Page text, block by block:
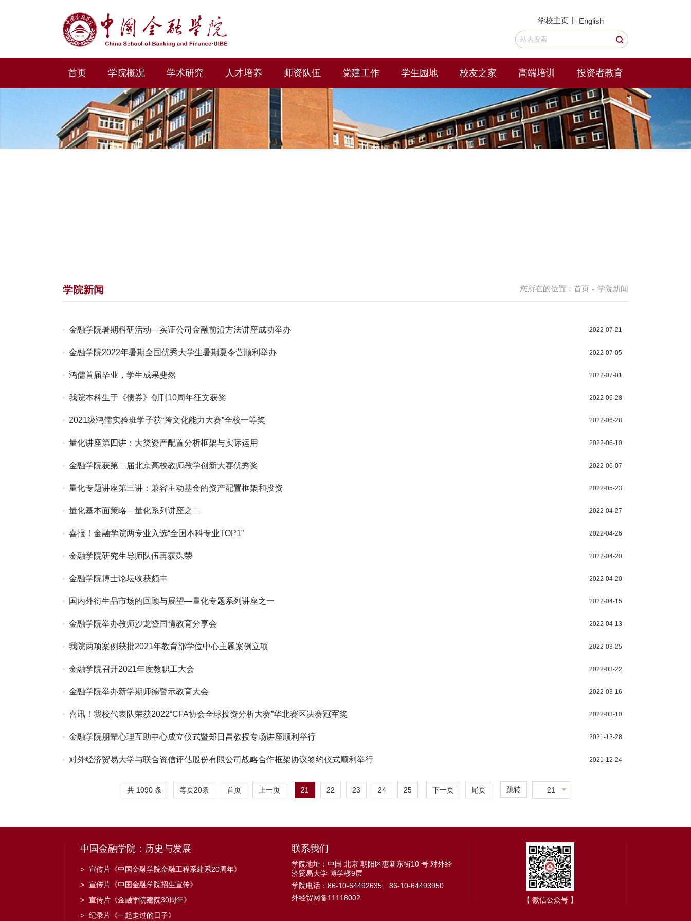
学校主页 | English
首页 学院概况 学术研究 人才培养 师资队伍 党建工作 学生园地 校友之家 高端培训 投资者教育
您所在的位置： 首页 - 学院新闻
学院新闻
金融学院暑期科研活动—实证公司金融前沿方法讲座成功举办 2022-07-21
金融学院2022年暑期全国优秀大学生暑期夏令营顺利举办 2022-07-05
鸿儒首届毕业，学生成果斐然 2022-07-01
我院本科生于《债券》创刊10周年征文获奖 2022-06-28
2021级鸿儒实验班学子获“跨文化能力大赛”全校一等奖 2022-06-28
量化讲座第四讲：大类资产配置分析框架与实际运用 2022-06-10
金融学院获第二届北京高校教师教学创新大赛优秀奖 2022-06-07
量化专题讲座第三讲：兼容主动基金的资产配置框架和投资 2022-05-23
量化基本面策略—量化系列讲座之二 2022-04-27
喜报！金融学院两专业入选“全国本科专业TOP1” 2022-04-26
金融学院研究生导师队伍再获殊荣 2022-04-20
金融学院博士论坛收获颇丰 2022-04-20
国内外衍生品市场的回顾与展望—量化专题系列讲座之一 2022-04-15
金融学院举办教师沙龙暨国情教育分享会 2022-04-13
我院两项案例获批2021年教育部学位中心主题案例立项 2022-03-25
金融学院召开2021年度教职工大会 2022-03-22
金融学院举办新学期师德警示教育大会 2022-03-16
喜讯！我校代表队荣获2022“CFA协会全球投资分析大赛”华北赛区决赛冠军奖 2022-03-10
金融学院朋辈心理互助中心成立仪式暨郑日昌教授专场讲座顺利举行 2021-12-28
对外经济贸易大学与联合资信评估股份有限公司战略合作框架协议签约仪式顺利举行 2021-12-24
共 1090 条 每页20条 首页 上一页 21 22 23 24 25 下一页 尾页 跳转 21
中国金融学院：历史与发展
> 宣传片《中国金融学院金融工程系建系20周年》
> 宣传片《中国金融学院招生宣传》
> 宣传片《金融学院建院30周年》
> 纪录片《一起走过的日子》
联系我们
学院地址：中国 北京 朝阳区惠新东街10 号 对外经
济贸易大学 博学楼9层
学院电话：86-10-64492635、86-10-64493950
外经贸网备11118002
【 微信公众号 】